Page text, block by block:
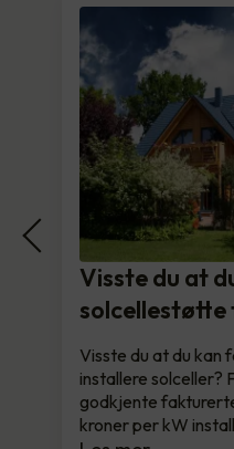
Visste du at
solcellestøtte
Visste du at du kan
installere solceller?
godkjente
kroner per kW